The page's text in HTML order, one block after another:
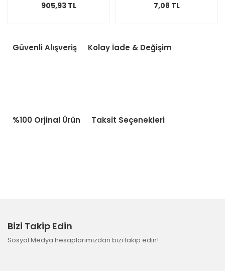
905,93 TL 7,08 TL
Güvenli Alışveriş Kolay İade & Değişim
%100 Orjinal Ürün Taksit Seçenekleri
Bizi Takip Edin
Sosyal Medya hesaplarımızdan bizi takip edin!